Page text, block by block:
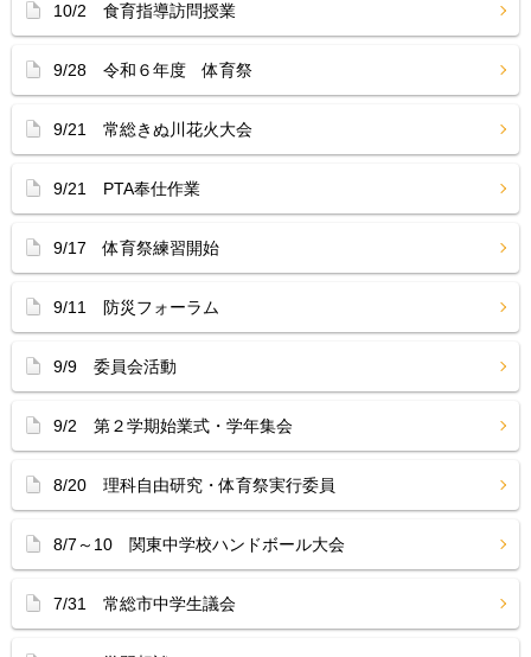
10/2 食育指導訪問授業
9/28 令和６年度 体育祭
9/21 常総きぬ川花火大会
9/21 PTA奉仕作業
9/17 体育祭練習開始
9/11 防災フォーラム
9/9 委員会活動
9/2 第２学期始業式・学年集会
8/20 理科自由研究・体育祭実行委員
8/7～10 関東中学校ハンドボール大会
7/31 常総市中学生議会